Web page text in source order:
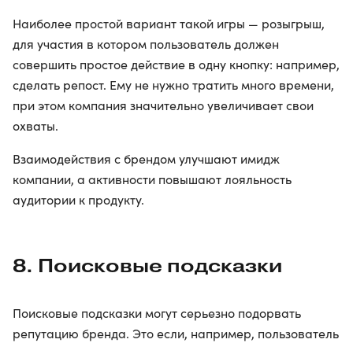
Наиболее простой вариант такой игры — розыгрыш,
для участия в котором пользователь должен
совершить простое действие в одну кнопку: например,
сделать репост. Ему не нужно тратить много времени,
при этом компания значительно увеличивает свои
охваты.
Взаимодействия с брендом улучшают имидж
компании, а активности повышают лояльность
аудитории к продукту.
8. Поисковые подсказки
Поисковые подсказки могут серьезно подорвать
репутацию бренда. Это если, например, пользователь